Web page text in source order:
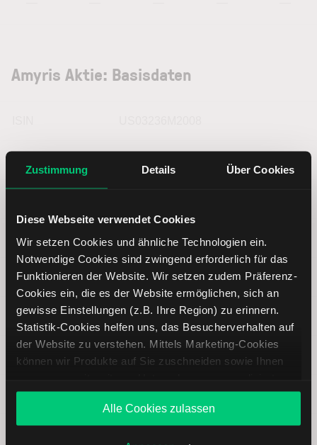
Zustimmung Details Über Cookies
Diese Webseite verwendet Cookies
Wir setzen Cookies und ähnliche Technologien ein.
Notwendige Cookies sind zwingend erforderlich für das
Funktionieren der Website. Wir setzen zudem Präferenz-
Cookies ein, die es der Website ermöglichen, sich an
gewisse Einstellungen (z.B. Ihre Region) zu erinnern.
Statistik-Cookies helfen uns, das Besucherverhalten auf
der Website zu verstehen. Mittels Marketing-Cookies
können wir Produkte auf Sie zuschneiden sowie Ihnen
Angebote unterbreiten. Sie entscheiden, welche Cookies
Sie zulassen oder ablehnen. Ihre Entscheidung können
Sie jederzeit in denCookie-Einstellungenändern.
Alle Cookies zulassen
Amyris Aktie: Basisdaten
Währung USD
Land Vereinigte Staaten von Amerika
Index --
Supersektor
Subsektor --